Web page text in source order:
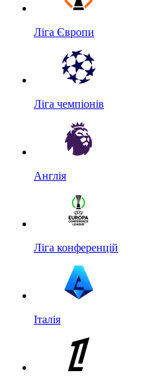
Ліга Європи
Ліга чемпіонів
Англія
Ліга конференцій
Італія